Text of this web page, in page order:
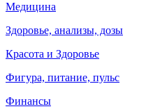
Медицина
Здоровье, анализы, дозы
Красота и Здоровье
Фигура, питание, пульс
Финансы